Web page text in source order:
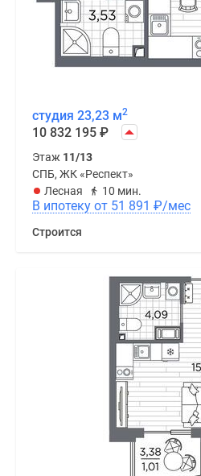
студия 23,23 м2
10 832 195 ₽
Этаж 11/13
СПБ, ЖК «Респект»
Лесная
10 мин.
В ипотеку от 51 891 ₽/мес
Строится